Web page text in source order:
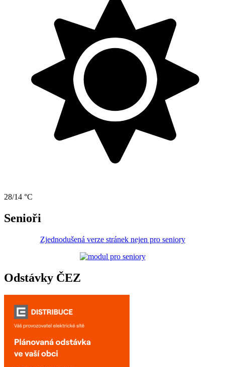
28/14 °C
Senioři
Zjednodušená verze stránek nejen pro seniory
Odstávky ČEZ